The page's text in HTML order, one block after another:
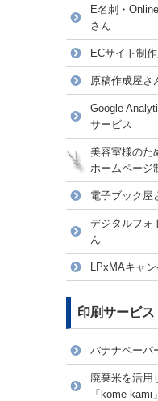
E名刺・
さん
ECサイト制
原稿作成屋さ
Google
サービス
美容室様のた
ホームページ
電子ブック屋
デジタルフォ
ん
LPxMAキャ
印刷サービス
バナナペーパ
廃棄米を活用
「kome-kami」